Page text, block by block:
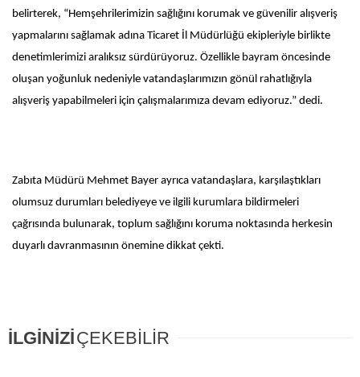
belirterek, “Hemşehrilerimizin sağlığını korumak ve güvenilir alışveriş
yapmalarını sağlamak adına Ticaret İl Müdürlüğü ekipleriyle birlikte
denetimlerimizi aralıksız sürdürüyoruz. Özellikle bayram öncesinde
oluşan yoğunluk nedeniyle vatandaşlarımızın gönül rahatlığıyla
alışveriş yapabilmeleri için çalışmalarımıza devam ediyoruz.” dedi.
Zabıta Müdürü Mehmet Bayer ayrıca vatandaşlara, karşılaştıkları
olumsuz durumları belediyeye ve ilgili kurumlara bildirmeleri
çağrısında bulunarak, toplum sağlığını koruma noktasında herkesin
duyarlı davranmasının önemine dikkat çekti.
İLGİNİZİÇEKEBİLİR